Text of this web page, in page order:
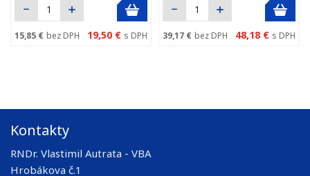
15,85 € bez DPH 19,50 € s DPH 39,17 € bez DPH 48,18 € s DPH
Kontakty
RNDr. Vlastimil Autrata - VBA
Hrobákova č.1